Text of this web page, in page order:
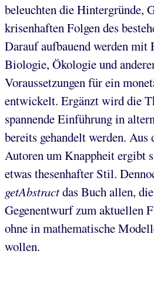
beleuchten die Hintergründe,
krisenhaften Folgen des
Darauf aufbauend werden mit
Biologie, Ökologie und
Voraussetzungen für ein
entwickelt. Ergänzt wird die
spannende Einführung in
bereits gehandelt werden. Aus
Autoren um Knappheit ergibt
etwas thesenhafter Stil.
getAbstractdas Buch allen,
Gegenentwurf zum aktuellen
ohne in mathematische
wollen.